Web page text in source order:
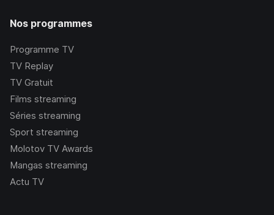
Nos programmes
Programme TV
TV Replay
TV Gratuit
Films streaming
Séries streaming
Sport streaming
Molotov TV Awards
Mangas streaming
Actu TV